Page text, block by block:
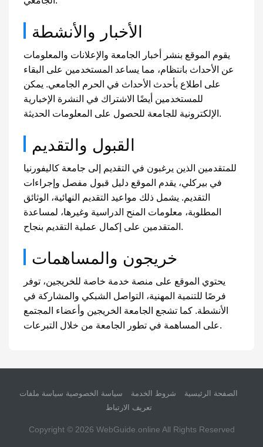
الأخبار والأنشطة
يقوم الموقع بنشر أخبار الجامعة والإعلانات والمعلومات
عن الأحداث بانتظام، مما يساعد المستخدمين على البقاء
على اطلاع بأحدث الأحداث في الحرم الجامعي. يمكن
للمستخدمين أيضًا الاشتراك في النشرة الإخبارية
الإلكترونية للجامعة للحصول على المعلومات الحديثة.
القبول والتقديم
للمتقدمين الذين يرغبون في التقديم إلى جامعة كاليفورنيا
في بيركلي، يقدم الموقع دليل قبول مفصل وإجراءات
التقديم. يشمل ذلك مواعيد التقديم النهائية، الوثائق
المطلوبة، معلومات المنح الدراسية وغيرها، لمساعدة
المتقدمين على إكمال عملية التقديم بنجاح.
خريجون والمساهمات
يحتوي الموقع على منصة خدمة خاصة للخريجين، توفر
فرصًا للتنمية المهنية، التواصل الشبكي والمشاركة في
الأنشطة. كما تشجع الجامعة الخريجين وأعضاء المجتمع
على المساهمة في تطور الجامعة من خلال التبرعات.
الصفحة الرئيسية شروط الخدمة سياسة الخصوصية سياسة ملفات
تعريف الارتباط
Copyright © 2026 WebGuide.online All Rights Reserved